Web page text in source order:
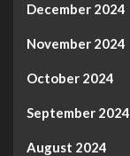
December 2024
November 2024
October 2024
September 2024
August 2024